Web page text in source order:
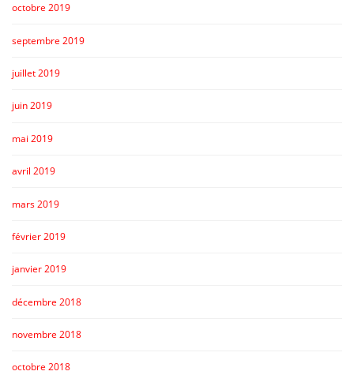
octobre 2019
septembre 2019
juillet 2019
juin 2019
mai 2019
avril 2019
mars 2019
février 2019
janvier 2019
décembre 2018
novembre 2018
octobre 2018